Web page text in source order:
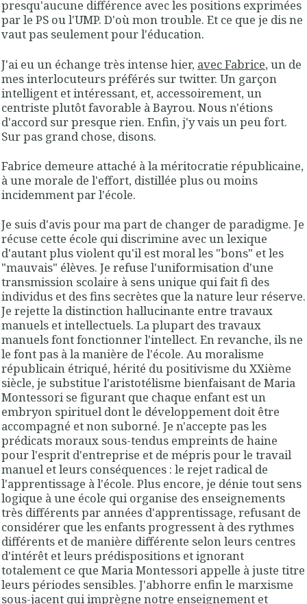
presqu'aucune différence avec les positions exprimées
par le PS ou l'UMP. D'où mon trouble. Et ce que je dis ne
vaut pas seulement pour l'éducation.
J'ai eu un échange très intense hier, avec Fabrice, un de
mes interlocuteurs préférés sur twitter. Un garçon
intelligent et intéressant, et, accessoirement, un
centriste plutôt favorable à Bayrou. Nous n'étions
d'accord sur presque rien. Enfin, j'y vais un peu fort.
Sur pas grand chose, disons.
Fabrice demeure attaché à la méritocratie républicaine,
à une morale de l'effort, distillée plus ou moins
incidemment par l'école.
Je suis d'avis pour ma part de changer de paradigme. Je
récuse cette école qui discrimine avec un lexique
d'autant plus violent qu'il est moral les "bons" et les
"mauvais" élèves. Je refuse l'uniformisation d'une
transmission scolaire à sens unique qui fait fi des
individus et des fins secrètes que la nature leur réserve.
Je rejette la distinction hallucinante entre travaux
manuels et intellectuels. La plupart des travaux
manuels font fonctionner l'intellect. En revanche, ils ne
le font pas à la manière de l'école. Au moralisme
républicain étriqué, hérité du positivisme du XXième
siècle, je substitue l'aristotélisme bienfaisant de Maria
Montessori se figurant que chaque enfant est un
embryon spirituel dont le développement doit être
accompagné et non suborné. Je n'accepte pas les
prédicats moraux sous-tendus empreints de haine
pour l'esprit d'entreprise et de mépris pour le travail
manuel et leurs conséquences : le rejet radical de
l'apprentissage à l'école. Plus encore, je dénie tout sens
logique à une école qui organise des enseignements
très différents par années d'apprentissage, refusant de
considérer que les enfants progressent à des rythmes
différents et de manière différente selon leurs centres
d'intérêt et leurs prédispositions et ignorant
totalement ce que Maria Montessori appelle à juste titre
leurs périodes sensibles. J'abhorre enfin le marxisme
sous-jacent qui imprègne notre enseignement et